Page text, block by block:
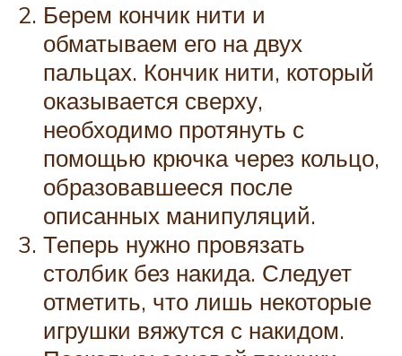
Берем кончик нити и
обматываем его на двух
пальцах. Кончик нити, который
оказывается сверху,
необходимо протянуть с
помощью крючка через кольцо,
образовавшееся после
описанных манипуляций.
Теперь нужно провязать
столбик без накида. Следует
отметить, что лишь некоторые
игрушки вяжутся с накидом.